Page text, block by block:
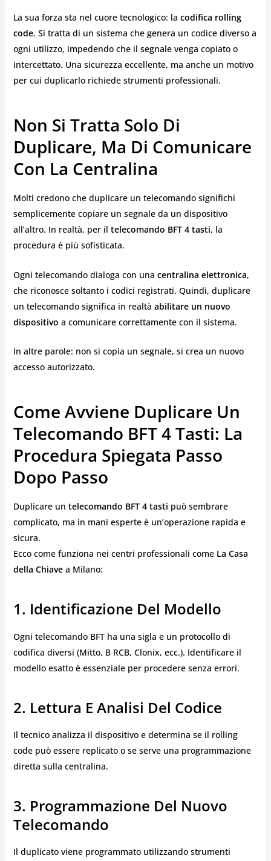
La sua forza sta nel cuore tecnologico: la codifica rolling
code. Si tratta di un sistema che genera un codice diverso a
ogni utilizzo, impedendo che il segnale venga copiato o
intercettato. Una sicurezza eccellente, ma anche un motivo
per cui duplicarlo richiede strumenti professionali.
Non Si Tratta Solo Di
Duplicare, Ma Di Comunicare
Con La Centralina
Molti credono che duplicare un telecomando significhi
semplicemente copiare un segnale da un dispositivo
all’altro. In realtà, per il telecomando BFT 4 tasti, la
procedura è più sofisticata.
Ogni telecomando dialoga con una centralina elettronica,
che riconosce soltanto i codici registrati. Quindi, duplicare
un telecomando significa in realtà abilitare un nuovo
dispositivo a comunicare correttamente con il sistema.
In altre parole: non si copia un segnale, si crea un nuovo
accesso autorizzato.
Come Avviene Duplicare Un
Telecomando BFT 4 Tasti: La
Procedura Spiegata Passo
Dopo Passo
Duplicare un telecomando BFT 4 tasti può sembrare
complicato, ma in mani esperte è un’operazione rapida e
sicura.
Ecco come funziona nei centri professionali come La Casa
della Chiavea Milano:
1. Identificazione Del Modello
Ogni telecomando BFT ha una sigla e un protocollo di
codifica diversi (Mitto, B RCB, Clonix, ecc.). Identificare il
modello esatto è essenziale per procedere senza errori.
2. Lettura E Analisi Del Codice
Il tecnico analizza il dispositivo e determina se il rolling
code può essere replicato o se serve una programmazione
diretta sulla centralina.
3. Programmazione Del Nuovo
Telecomando
Il duplicato viene programmato utilizzando strumenti